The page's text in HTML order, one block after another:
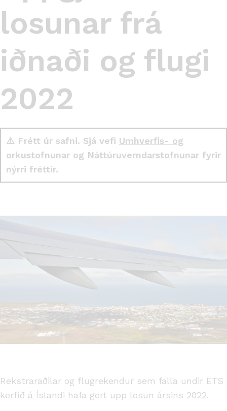
losunar frá
iðnaði og flugi
2022
⚠️ Frétt úr safni. Sjá vefi Umhverfis- og
orkustofnunar og Náttúruverndarstofnunar fyrir
nýrri fréttir.
Rekstraraðilar og flugrekendur sem falla undir ETS
kerfið á Íslandi hafa gert upp losun ársins 2022.